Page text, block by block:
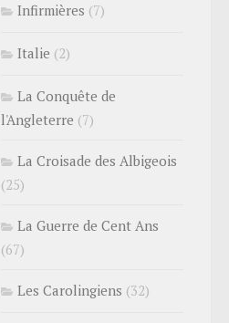
Infirmières (7)
Italie (2)
La Conquête de
l'Angleterre (7)
La Croisade des Albigeois
(25)
La Guerre de Cent Ans
(67)
Les Carolingiens (32)